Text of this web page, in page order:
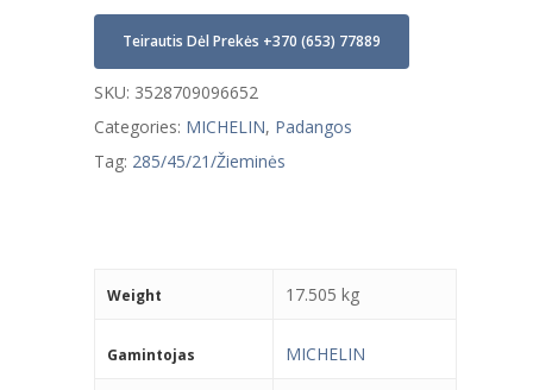
Teirautis Dėl Prekės +370 (653) 77889
SKU: 3528709096652
Categories: MICHELIN, Padangos
Tag: 285/45/21/Žieminės
Weight 17.505 kg
Gamintojas MICHELIN